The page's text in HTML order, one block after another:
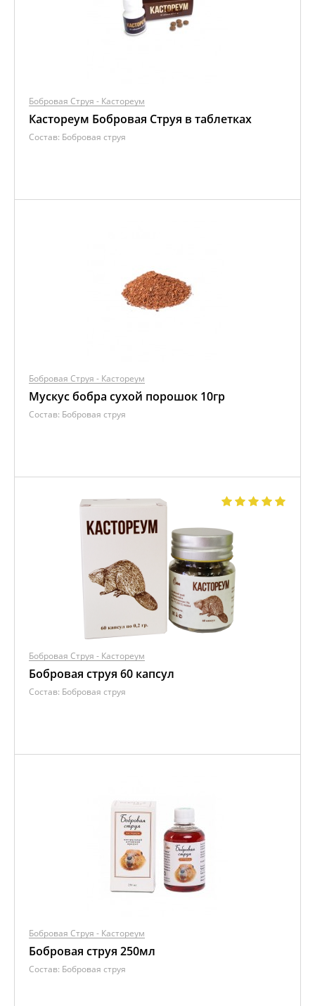
Бобровая Струя - Кастореум
Кастореум Бобровая Струя в таблетках
Состав: Бобровая струя
Бобровая Струя - Кастореум
Мускус бобра сухой порошок 10гр
Состав: Бобровая струя
Бобровая Струя - Кастореум
Бобровая струя 60 капсул
Состав: Бобровая струя
Бобровая Струя - Кастореум
Бобровая струя 250мл
Состав: Бобровая струя